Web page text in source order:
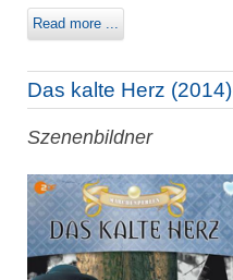
Read more ...
Das kalte Herz (2014)
Szenenbildner